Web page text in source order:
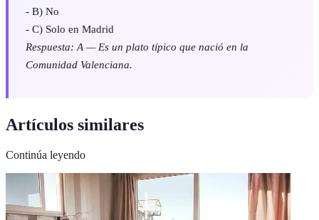
- B) No
- C) Solo en Madrid
Respuesta: A — Es un plato típico que nació en la
Comunidad Valenciana.
Artículos similares
Continúa leyendo